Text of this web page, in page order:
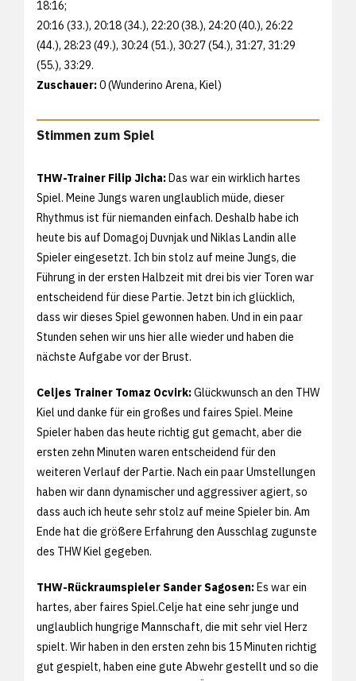
18:16;
20:16 (33.), 20:18 (34.), 22:20 (38.), 24:20 (40.), 26:22
(44.), 28:23 (49.), 30:24 (51.), 30:27 (54.), 31:27, 31:29
(55.), 33:29.
Zuschauer:0 (Wunderino Arena, Kiel)
Stimmen zum Spiel
THW-Trainer Filip Jicha:Das war ein wirklich hartes
Spiel. Meine Jungs waren unglaublich müde, dieser
Rhythmus ist für niemanden einfach. Deshalb habe ich
heute bis auf Domagoj Duvnjak und Niklas Landin alle
Spieler eingesetzt. Ich bin stolz auf meine Jungs, die
Führung in der ersten Halbzeit mit drei bis vier Toren war
entscheidend für diese Partie. Jetzt bin ich glücklich,
dass wir dieses Spiel gewonnen haben. Und in ein paar
Stunden sehen wir uns hier alle wieder und haben die
nächste Aufgabe vor der Brust.
Celjes Trainer Tomaz Ocvirk:Glückwunsch an den THW
Kiel und danke für ein großes und faires Spiel. Meine
Spieler haben das heute richtig gut gemacht, aber die
ersten zehn Minuten waren entscheidend für den
weiteren Verlauf der Partie. Nach ein paar Umstellungen
haben wir dann dynamischer und aggressiver agiert, so
dass auch ich heute sehr stolz auf meine Spieler bin. Am
Ende hat die größere Erfahrung den Ausschlag zugunste
des THW Kiel gegeben.
THW-Rückraumspieler Sander Sagosen:Es war ein
hartes, aber faires Spiel.Celje hat eine sehr junge und
unglaublich hungrige Mannschaft, die mit sehr viel Herz
spielt. Wir haben in den ersten zehn bis 15 Minuten richtig
gut gespielt, haben eine gute Abwehr gestellt und so die